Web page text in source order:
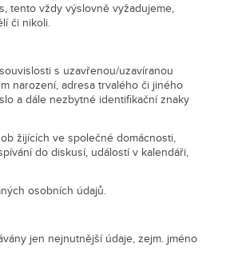
tento vždy výslovně vyžadujeme,
či nikoli.
s uzavřenou/uzavíranou
narození, adresa trvalého či jiného
a dále nezbytné identifikační znaky
žijících ve společné domácnosti,
do diskusí, událostí v kalendáři,
osobních údajů.
jen nejnutnější údaje, zejm. jméno